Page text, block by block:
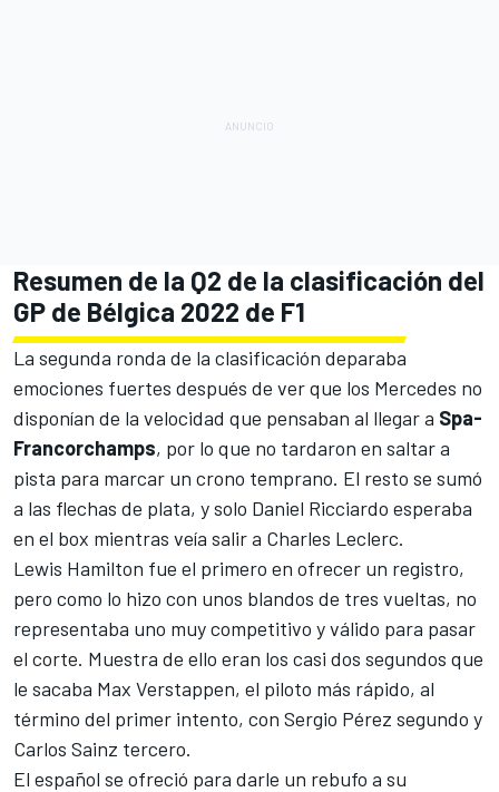
Resumen de la Q2 de la clasificación del
GP de Bélgica 2022 de F1
La segunda ronda de la clasificación deparaba
emociones fuertes después de ver que los Mercedes no
disponían de la velocidad que pensaban al llegar a Spa-
Francorchamps, por lo que no tardaron en saltar a
pista para marcar un crono temprano. El resto se sumó
a las flechas de plata, y solo Daniel Ricciardo esperaba
en el box mientras veía salir a Charles Leclerc.
Lewis Hamilton fue el primero en ofrecer un registro,
pero como lo hizo con unos blandos de tres vueltas, no
representaba uno muy competitivo y válido para pasar
el corte. Muestra de ello eran los casi dos segundos que
le sacaba Max Verstappen, el piloto más rápido, al
término del primer intento, con Sergio Pérez segundo y
Carlos Sainz tercero.
El español se ofreció para darle un rebufo a su